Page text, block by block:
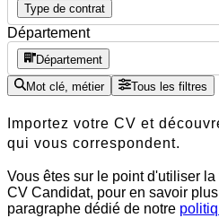
Type de contrat
Département
Département
Mot clé, métier Tous les filtres
Importez votre CV et
qui vous correspondent.
Vous êtes sur le point d'utiliser
CV Candidat, pour en savoir
paragraphe dédié de notre